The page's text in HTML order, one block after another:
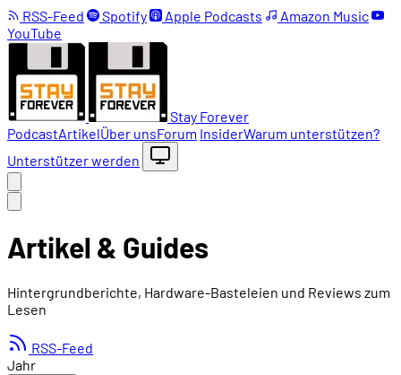
RSS-Feed Spotify Apple Podcasts
Amazon Music
YouTube
Stay Forever
PodcastArtikelÜber unsForum InsiderWarum unterstützen?
Unterstützer werden
Artikel & Guides
Hintergrundberichte, Hardware-Basteleien und Reviews zum
Lesen
RSS-Feed
Jahr